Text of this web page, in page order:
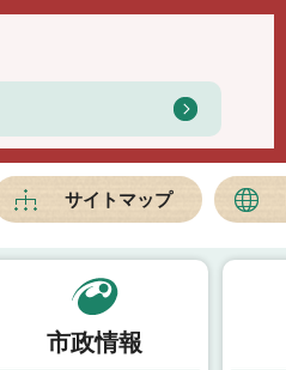
サイトマップ
市政情報